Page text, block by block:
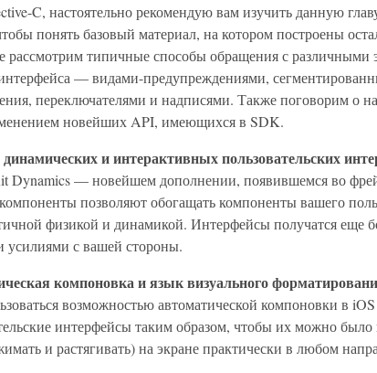
C, настоятельно рекомендую вам изучить данную
понять базовый материал, на котором построены
рассмотрим типичные способы обращения с различными
интерфейса — видами-предупреждениями,
переключателями и надписями. Также поговорим о
новейших API, имеющихся в SDK.
и интерактивных пользовательских
Dynamics — новейшем дополнении, появившемся во
позволяют обогащать компоненты вашего
физикой и динамикой. Интерфейсы получатся еще
с вашей стороны.
компоновка и язык визуального
возможностью автоматической компоновки в
интерфейсы таким образом, чтобы их можно было
и растягивать) на экране практически в любом